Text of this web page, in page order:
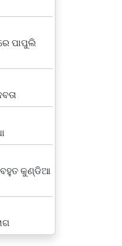
ପାପୁଲି
ବହୁତ କୁଣ୍ଡିଆ